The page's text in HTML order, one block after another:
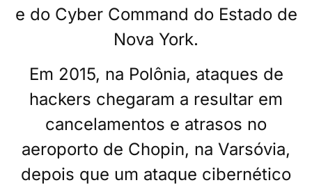
e do Cyber ​​Command do Estado de
Nova York.
Em 2015, na Polônia, ataques de
hackers chegaram a resultar em
cancelamentos e atrasos no
aeroporto de Chopin, na Varsóvia,
depois que um ataque cibernético